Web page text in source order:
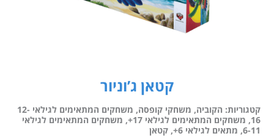
קטאן ג’וניור
קטגוריות: הקוביה, משחקי קופסה,
משחקים המתאימים לגילאי 12-
16
, משחקים המתאימים לגילאי 17+ , משחקים המתאימים לגילאי
6-11
, מתאים לגילאי 6+ ,קטאן